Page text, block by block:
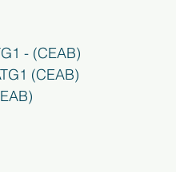
- (CEAB)
(CEAB)